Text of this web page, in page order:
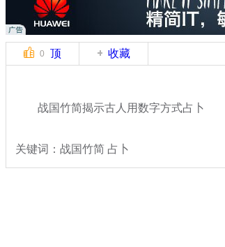
0 顶 收藏
战国竹简揭示古人用数字方式占卜
关键词：战国竹简 占卜